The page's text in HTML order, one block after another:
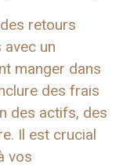
retours
un
manger dans
des frais
des actifs, des
Il est crucial
vos